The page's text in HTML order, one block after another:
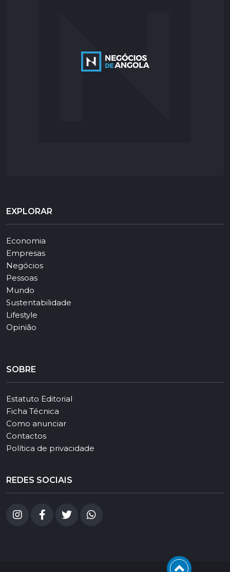
EXPLORAR
Economia
Empresas
Negócios
Pessoas
Mundo
Sustentabilidade
Lifestyle
Opinião
SOBRE
Estatuto Editorial
Ficha Técnica
Como anunciar
Contactos
Política de privacidade
REDES SOCIAIS